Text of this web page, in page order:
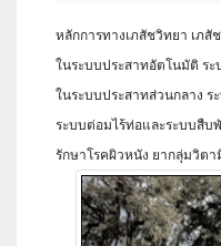
หลักการทางเภสัชวิทยา เภ
ในระบบประสาทอัตโนมัติ ร
ในระบบประสาทส่วนกลาง ร
ระบบต่อมไร้ท่อและระบบสืบ
รักษาโรคผิวหนัง ยากลุ่มวิตา